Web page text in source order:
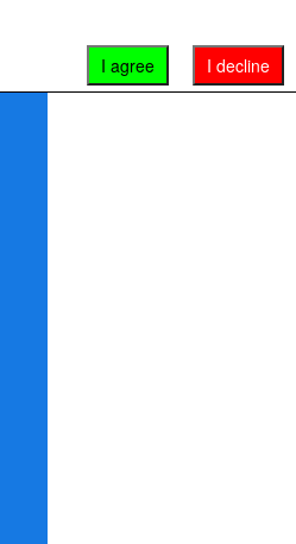
I decline
I agree